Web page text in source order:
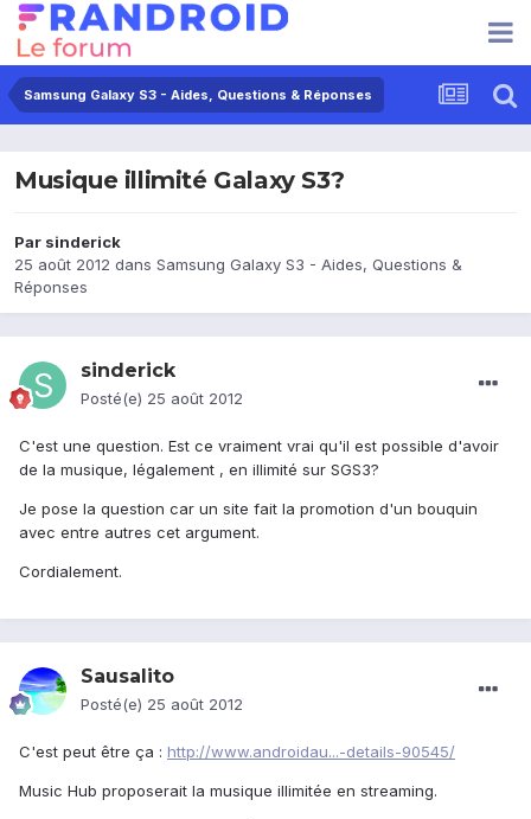
Samsung Galaxy S3 - Aides, Questions & Réponses
Musique illimité Galaxy S3?
Par sinderick
25 août 2012 dans Samsung Galaxy S3 - Aides, Questions &
Réponses
sinderick
Posté(e) 25 août 2012
C'est une question. Est ce vraiment vrai qu'il est possible d'avoir
de la musique, légalement , en illimité sur SGS3?
Je pose la question car un site fait la promotion d'un bouquin
avec entre autres cet argument.
Cordialement.
Sausalito
Posté(e) 25 août 2012
C'est peut être ça : http://www.androidau...-details-90545/
Music Hub proposerait la musique illimitée en streaming.